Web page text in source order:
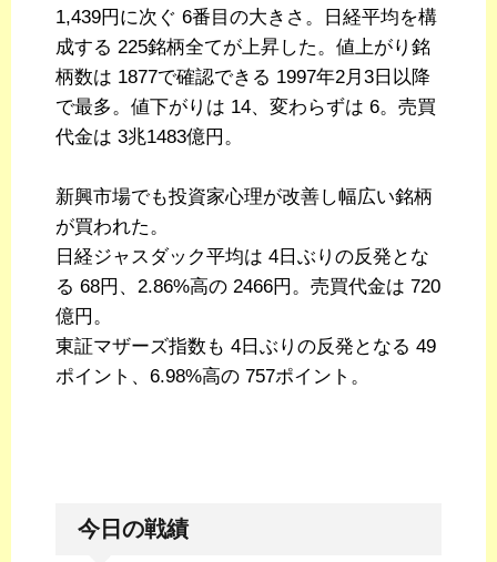
1,439円に次ぐ 6番目の大きさ。日経平均を構
成する 225銘柄全てが上昇した。値上がり銘
柄数は 1877で確認できる 1997年2月3日以降
で最多。値下がりは 14、変わらずは 6。売買
代金は 3兆1483億円。
新興市場でも投資家心理が改善し幅広い銘柄
が買われた。
日経ジャスダック平均は 4日ぶりの反発とな
る 68円、2.86%高の 2466円。売買代金は 720
億円。
東証マザーズ指数も 4日ぶりの反発となる 49
ポイント、6.98%高の 757ポイント。
今日の戦績